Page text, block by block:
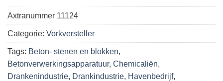
Axtranummer 11124
Categorie: Vorkversteller
Tags: Beton- stenen en blokken,
Betonverwerkingsapparatuur, Chemicaliën,
Drankenindustrie, Drankindustrie, Havenbedrijf,